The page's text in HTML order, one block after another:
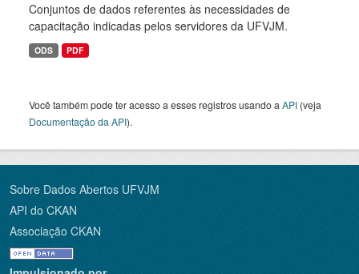
Conjuntos de dados referentes às necessidades de
capacitação indicadas pelos servidores da UFVJM.
ODS PDF
Você também pode ter acesso a esses registros usando a API (veja
Documentação da API).
Sobre Dados Abertos UFVJM
API do CKAN
Associação CKAN